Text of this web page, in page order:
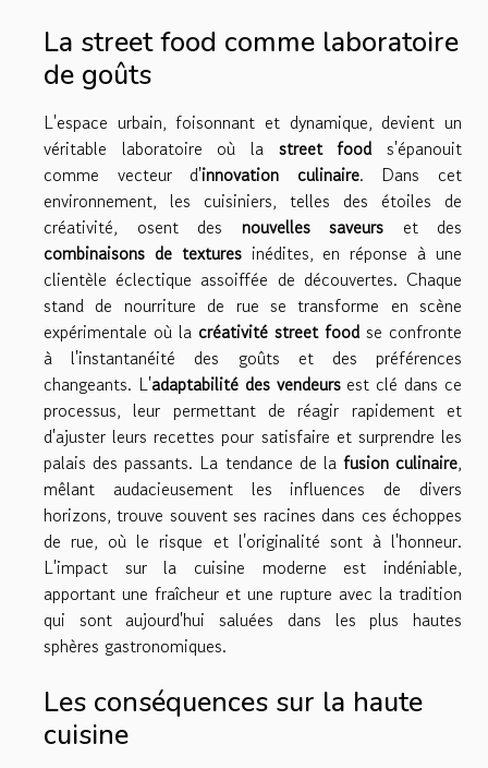
La street food comme laboratoire
de goûts
L'espace urbain, foisonnant et dynamique, devient un
véritable laboratoire où la street food s'épanouit
comme vecteur d'innovation culinaire. Dans cet
environnement, les cuisiniers, telles des étoiles de
créativité, osent des nouvelles saveurs et des
combinaisons de texturesinédites, en réponse à une
clientèle éclectique assoiffée de découvertes. Chaque
stand de nourriture de rue se transforme en scène
expérimentale où la créativité street food se confronte
à l'instantanéité des goûts et des préférences
changeants. L'adaptabilité des vendeursest clé dans ce
processus, leur permettant de réagir rapidement et
d'ajuster leurs recettes pour satisfaire et surprendre les
palais des passants. La tendance de la fusion culinaire,
mêlant audacieusement les influences de divers
horizons, trouve souvent ses racines dans ces échoppes
de rue, où le risque et l'originalité sont à l'honneur.
L'impact sur la cuisine moderne est indéniable,
apportant une fraîcheur et une rupture avec la tradition
qui sont aujourd'hui saluées dans les plus hautes
sphères gastronomiques.
Les conséquences sur la haute
cuisine